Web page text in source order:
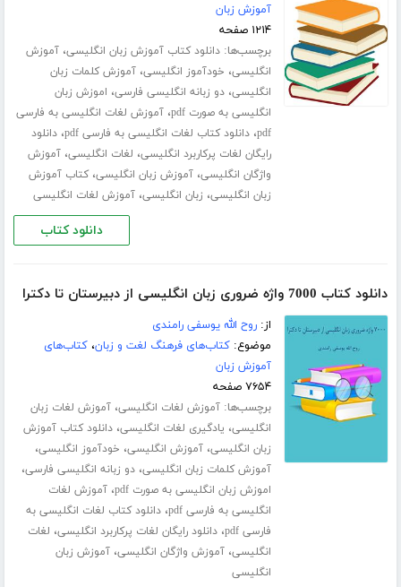
آموزش زبان
۱۲۱۴ صفحه
برچسب‌ها:دانلود کتاب آموزش زبان انگلیسی،آموزش
انگلیسی، خودآموز انگلیسی،آموزش کلمات زبان
انگلیسی،دو زبانه انگلیسی فارسی، اموزش زبان
انگلیسی به صورت pdf
،آموزش لغات انگلیسی به فارسی
pdf،دانلود کتاب لغات انگلیسی به فارسی pdf ،دانلود
رایگان لغات پرکاربرد انگلیسی، لغات انگلیسی،آموزش
واژگان انگلیسی،آموزش زبان انگلیسی،کتاب آموزش
زبان انگلیسی، زبان انگلیسی،آموزش لغات انگلیسی
دانلود کتاب
دانلود کتاب 7000 واژه ضروری زبان انگلیسی از دبیرستان تا دکترا
از:روح الله یوسفی رامندی
موضوع:کتاب‌های فرهنگ لغت و زبان،کتاب‌های
آموزش زبان
۷۶۵۴ صفحه
برچسب‌ها:آموزش لغات انگلیسی،آموزش لغات زبان
انگلیسی، یادگیری لغات انگلیسی،دانلود کتاب آموزش
زبان انگلیسی،آموزش انگلیسی، خودآموز انگلیسی،
آموزش کلمات زبان انگلیسی،دو زبانه انگلیسی فارسی،
اموزش زبان انگلیسی به صورت pdf ،آموزش لغات
انگلیسی به فارسی pdf
،دانلود کتاب لغات انگلیسی به
فارسی pdf
،دانلود رایگان لغات پرکاربرد انگلیسی، لغات
انگلیسی،آموزش واژگان انگلیسی،آموزش زبان
انگلیسی